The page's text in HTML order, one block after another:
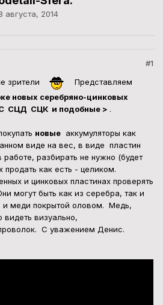
августа, 2014
#1
зрители
Представляем
новых серебряно-цинковых
СЦД СЦК и подобные > .
новые аккумуляторы как
виде на вес, в виде пластин
разбирать не нужно (будет
как есть - целиком.
и цинковых пластинах проверять
могут быть как из серебра, так и
меди покрытой оловом. Медь,
визуально,
С уважением Денис.